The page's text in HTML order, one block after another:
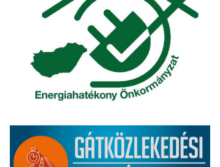
ÖNKORMÁNYZAT
Képviselő-testület
Képviselő-testületi ülések
Bizottságok
Bizottsági ülések
A helyi választási bizottság